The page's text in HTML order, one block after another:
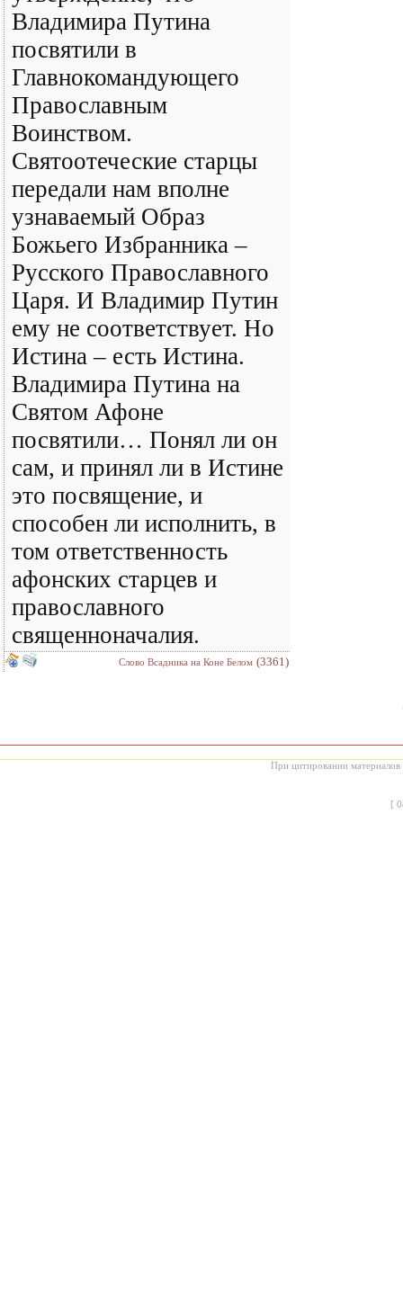
Владимира Путина
посвятили в
Главнокомандующего
Православным
Воинством.
Святоотеческие старцы
передали нам вполне
узнаваемый Образ
Божьего Избранника –
Русского Православного
Царя. И Владимир Путин
ему не соответствует. Но
Истина – есть Истина.
Владимира Путина на
Святом Афоне
посвятили… Понял ли он
сам, и принял ли в Истине
это посвящение, и
способен ли исполнить, в
том ответственность
афонских старцев и
православного
священноначалия.
Слово Всадника на Коне Белом (3361)
При цитировании материалов
[